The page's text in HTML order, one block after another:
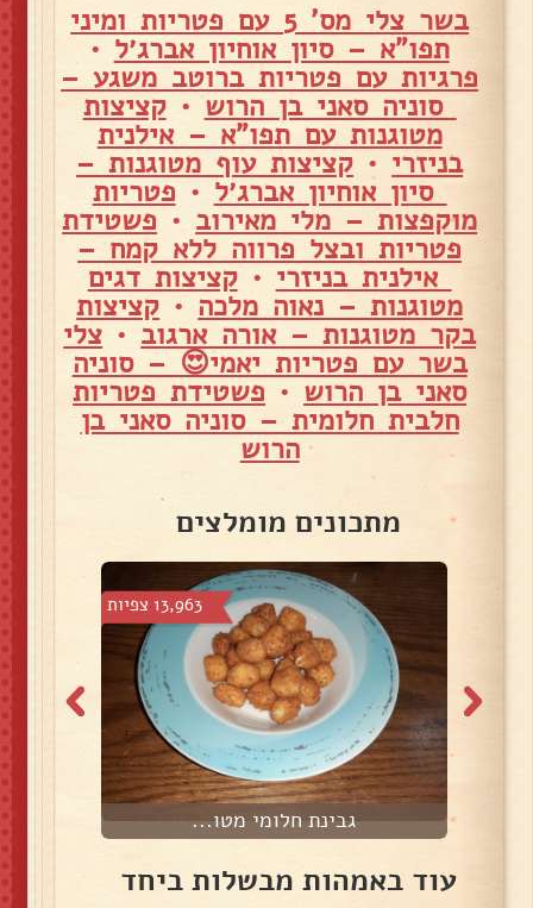
בשר צלי מס' 5 עם פטריות ומיני
תפו"א – סיון אוחיון אברג׳ל •
פרגיות עם פטריות ברוטב משגע –
סוניה סאני בן הרוש •קציצות
מטוגנות עם תפו"א – אילנית
בניזרי • קציצות עוף מטוגנות –
סיון אוחיון אברג׳ל • פטריות
מוקפצות – מלי מאירוב • פשטידת
פטריות ובצל פרווה ללא קמח –
אילנית בניזרי •קציצות דגים
מטוגנות – נאוה מלכה • קציצות
בקר מטוגנות – אורה ארגוב • צלי
בשר עם פטריות יאמי😍 – סוניה
סאני בן הרוש • פשטידת פטריות
חלבית חלומית – סוניה סאני בן
הרוש
מתכונים מומלצים
13,963 צפיות
גבינת חלומי מטו...
עוד באמהות מבשלות ביחד